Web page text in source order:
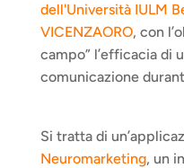
dell'Università IULM
VICENZAORO, con
campo” l’efficacia di
comunicazione
Neuromarketing, un